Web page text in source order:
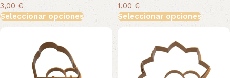
3,00 €
Seleccionar opciones
1,00 €
Seleccionar opciones